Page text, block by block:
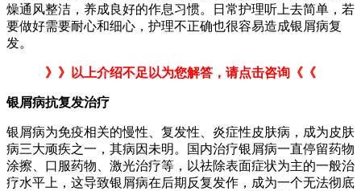
燥通风整洁，养成良好的作息习惯。日常护理听上去简单，若
要做好需要耐心和细心，护理不正确也很容易造成银屑病复
发。
》》以上介绍不足以为您解答，请点击咨询《《
银屑病抗复发治疗
银屑病为免疫相关的慢性、复发性、炎症性皮肤病，成为皮肤
病三大顽疾之一，其病因未明。国内治疗银屑病一直停留药物
涂擦、口服药物、激光治疗等，以祛除表面症状为主的一般治
疗水平上，这导致银屑病在后期反复发作，成为一个无法彻底